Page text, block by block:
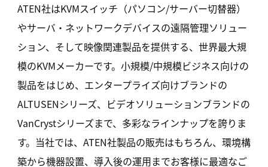
ATEN社はKVMスイッチ（パソコン/サーバー切替器）
やサーバ・ネットワークデバイスの遠隔管理ソリュー
ション、そして映像関連製品を提供する、世界最大規
模のKVMメーカーです。小規模/中規模ビジネス向けの
製品をはじめ、エンタープライズ向けブランドの
ALTUSENシリーズ、ビデオソリューションブランドの
VanCrystシリーズまで、多彩なラインナップを誇りま
す。当社では、ATEN社製品の販売はもちろん、環境構
築から機器設置、導入後の運用までお客様に最適なご